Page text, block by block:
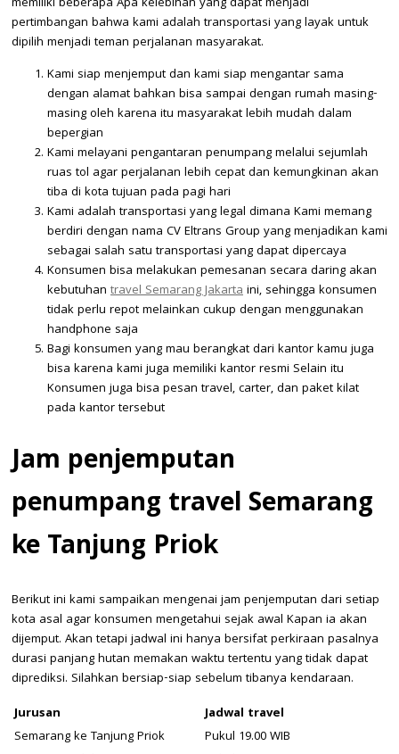
pertimbangan bahwa kami adalah transportasi yang layak untuk
dipilih menjadi teman perjalanan masyarakat.
Kami siap menjemput dan kami siap mengantar sama
dengan alamat bahkan bisa sampai dengan rumah masing-
masing oleh karena itu masyarakat lebih mudah dalam
bepergian
Kami melayani pengantaran penumpang melalui sejumlah
ruas tol agar perjalanan lebih cepat dan kemungkinan akan
tiba di kota tujuan pada pagi hari
Kami adalah transportasi yang legal dimana Kami memang
berdiri dengan nama CV Eltrans Group yang menjadikan kami
sebagai salah satu transportasi yang dapat dipercaya
Konsumen bisa melakukan pemesanan secara daring akan
kebutuhan travel Semarang Jakartaini, sehingga konsumen
tidak perlu repot melainkan cukup dengan menggunakan
handphone saja
Bagi konsumen yang mau berangkat dari kantor kamu juga
bisa karena kami juga memiliki kantor resmi Selain itu
Konsumen juga bisa pesan travel, carter, dan paket kilat
pada kantor tersebut
Jam penjemputan
penumpang travel Semarang
ke Tanjung Priok
Berikut ini kami sampaikan mengenai jam penjemputan dari setiap
kota asal agar konsumen mengetahui sejak awal Kapan ia akan
dijemput. Akan tetapi jadwal ini hanya bersifat perkiraan pasalnya
durasi panjang hutan memakan waktu tertentu yang tidak dapat
diprediksi. Silahkan bersiap-siap sebelum tibanya kendaraan.
Jurusan
Jadwal travel
Semarang ke Tanjung Priok
Pukul 19.00 WIB